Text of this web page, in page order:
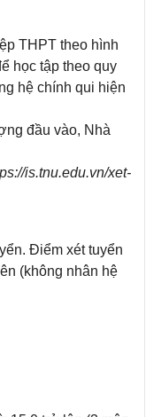
THPT theo hình
học tập theo quy
hệ chính qui hiện
đầu vào, Nhà
is.tnu.edu.vn/xet-
Điểm xét tuyển
(không nhân hệ